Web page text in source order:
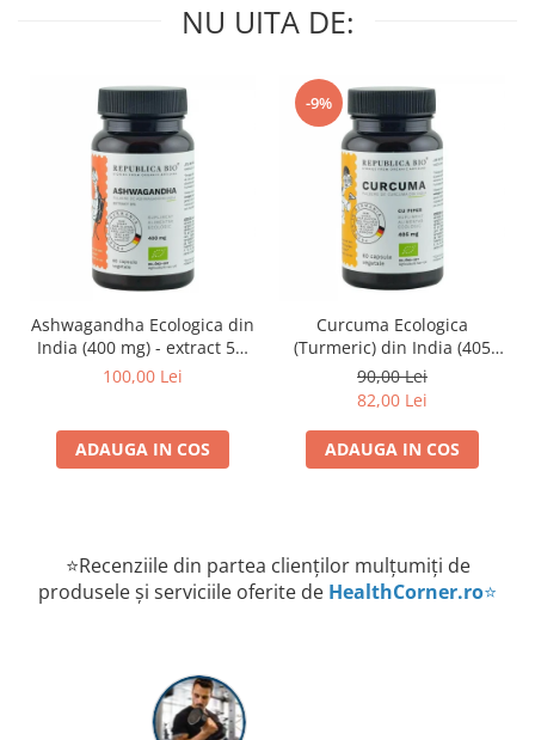
NU UITA DE:
Ashwagandha Ecologica din
India (400 mg) - extract 5%
Republica BIO, 60 capsule
100,00 Lei
ADAUGA IN COS
-9%
Curcuma Ecologica
(Turmeric) din India (405
mg) Republica BIO, 60
capsule
90,00 Lei
82,00 Lei
ADAUGA IN COS
⭐Recenziile din partea clienților mulțumiți de
produsele și serviciile oferite de HealthCorner.ro⭐